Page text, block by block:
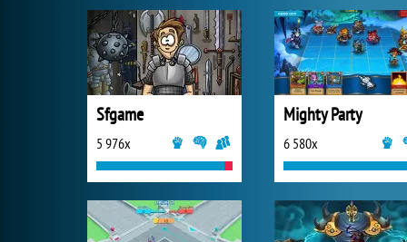
Sfgame
5 976x
Mighty Party
6 580x